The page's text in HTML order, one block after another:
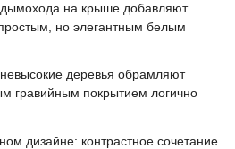
дымохода на крыше добавляют
но элегантным белым
деревья обрамляют
гравийным покрытием логично
дизайне: контрастное сочетание